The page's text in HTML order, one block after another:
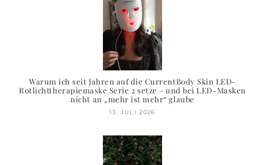
Warum ich seit Jahren auf die CurrentBody Skin LED-
Rotlichttherapiemaske Serie 2 setze – und bei LED-Masken
nicht an „mehr ist mehr“ glaube
13. JULI 2026